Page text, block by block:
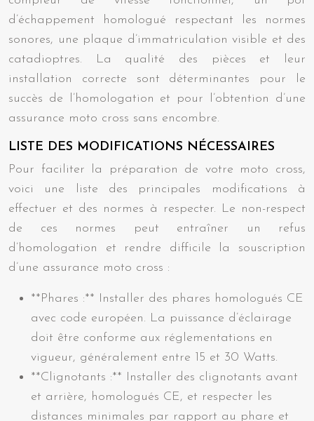
d’échappement homologué respectant les normes
sonores, une plaque d’immatriculation visible et des
catadioptres. La qualité des pièces et leur
installation correcte sont déterminantes pour le
succès de l’homologation et pour l’obtention d’une
assurance moto cross sans encombre.
LISTE DES MODIFICATIONS NÉCESSAIRES
Pour faciliter la préparation de votre moto cross,
voici une liste des principales modifications à
effectuer et des normes à respecter. Le non-respect
de ces normes peut entraîner un refus
d’homologation et rendre difficile la souscription
d’une assurance moto cross :
**Phares :** Installer des phares homologués CE
avec code européen. La puissance d’éclairage
doit être conforme aux réglementations en
vigueur, généralement entre 15 et 30 Watts.
**Clignotants :** Installer des clignotants avant
et arrière, homologués CE, et respecter les
distances minimales par rapport au phare et